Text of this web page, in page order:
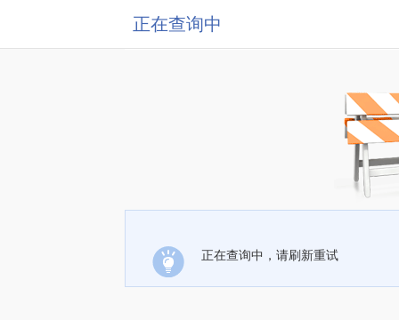
正在查询中
正在查询中，请刷新重试